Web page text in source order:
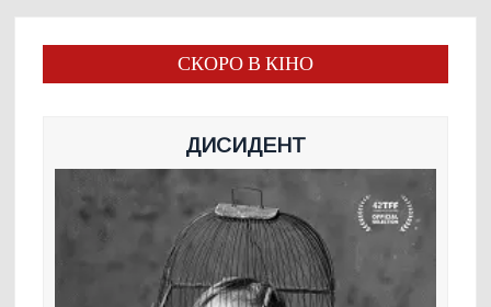
СКОРО В КІНО
ДИСИДЕНТ